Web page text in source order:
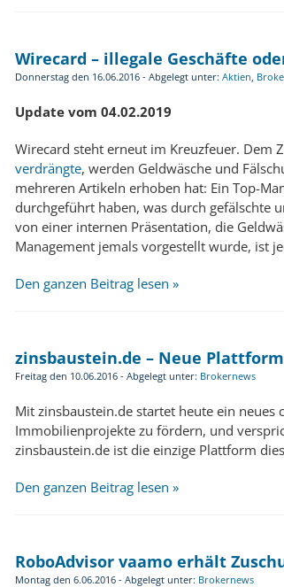
Wirecard – illegale Geschäfte
Donnerstag den 16.06.2016 - Abgelegt unter: Aktien,
Update vom 04.02.2019
Wirecard steht erneut im Kreuzfeuer. Dem
verdrängte, werden Geldwäsche und
mehreren Artikeln erhoben hat: Ein Top-
durchgeführt haben, was durch gefälschte
von einer internen Präsentation, die
Management jemals vorgestellt wurde, ist
Den ganzen Beitrag lesen »
zinsbaustein.de – Neue
Freitag den 10.06.2016 - Abgelegt unter: Brokernews
Mit zinsbaustein.de startet heute ein
Immobilienprojekte zu fördern, und
zinsbaustein.de ist die einzige Plattform
Den ganzen Beitrag lesen »
RoboAdvisor vaamo erhält
Montag den 6.06.2016 - Abgelegt unter: Brokernews